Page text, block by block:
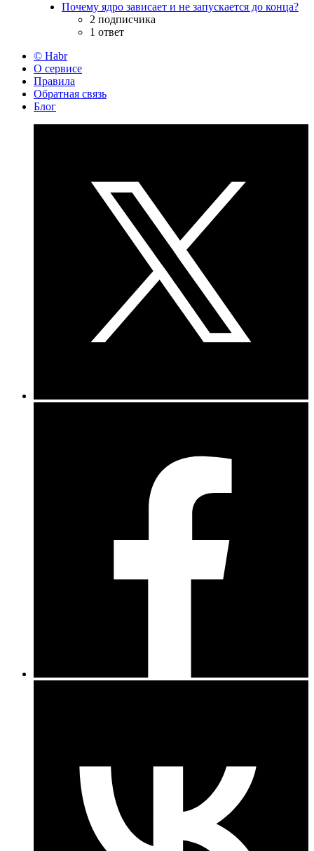
Почему ядро зависает и не запускается до конца?
2 подписчика
1 ответ
© Habr
О сервисе
Правила
Обратная связь
Блог